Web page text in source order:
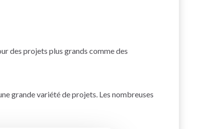
des projets plus grands comme des
grande variété de projets. Les nombreuses